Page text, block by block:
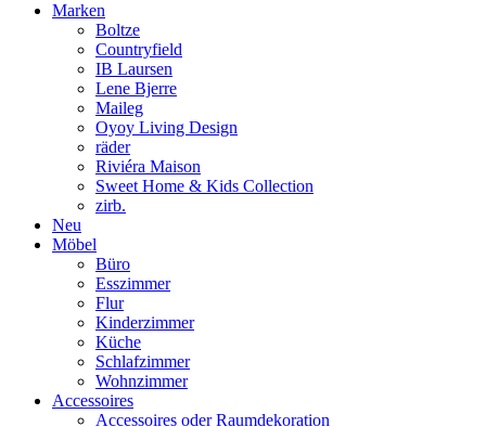
Marken
Boltze
Countryfield
IB Laursen
Lene Bjerre
Maileg
Oyoy Living Design
räder
Riviéra Maison
Sweet Home & Kids Collection
zirb.
Neu
Möbel
Büro
Esszimmer
Flur
Kinderzimmer
Küche
Schlafzimmer
Wohnzimmer
Accessoires
Accessoires oder Raumdekoration